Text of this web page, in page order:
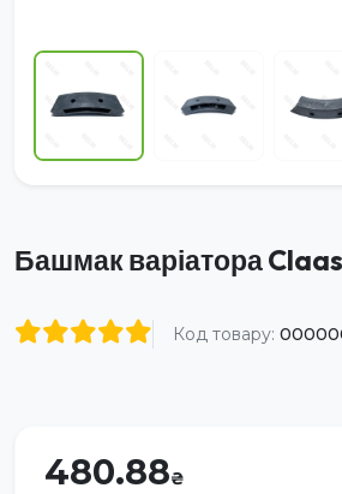
Башмак варіатора Claas
Код товару:
480.88